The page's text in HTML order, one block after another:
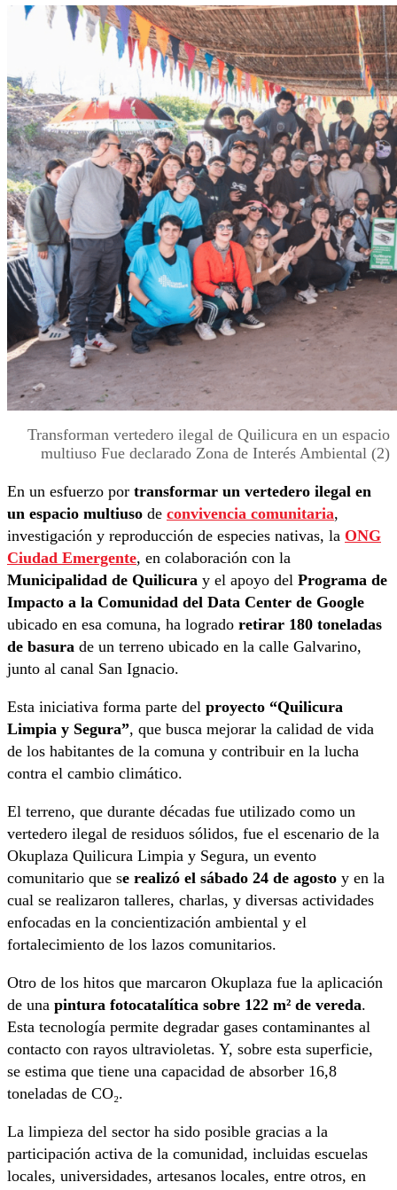
Transforman vertedero ilegal de Quilicura en un espacio
multiuso Fue declarado Zona de Interés Ambiental (2)
En un esfuerzo por transformar un vertedero ilegal en
un espacio multiuso de convivencia comunitaria,
investigación y reproducción de especies nativas, la ONG
Ciudad Emergente, en colaboración con la
Municipalidad de Quilicura y el apoyo del Programa de
Impacto a la Comunidad del Data Center de Google
ubicado en esa comuna, ha logrado retirar 180 toneladas
de basura de un terreno ubicado en la calle Galvarino,
junto al canal San Ignacio.
Esta iniciativa forma parte del proyecto “Quilicura
Limpia y Segura”, que busca mejorar la calidad de vida
de los habitantes de la comuna y contribuir en la lucha
contra el cambio climático.
El terreno, que durante décadas fue utilizado como un
vertedero ilegal de residuos sólidos, fue el escenario de la
Okuplaza Quilicura Limpia y Segura, un evento
comunitario que se realizó el sábado 24 de agosto y en la
cual se realizaron talleres, charlas, y diversas actividades
enfocadas en la concientización ambiental y el
fortalecimiento de los lazos comunitarios.
Otro de los hitos que marcaron Okuplaza fue la aplicación
de una pintura fotocatalítica sobre 122 m² de vereda.
Esta tecnología permite degradar gases contaminantes al
contacto con rayos ultravioletas. Y, sobre esta superficie,
se estima que tiene una capacidad de absorber 16,8
toneladas de CO₂.
La limpieza del sector ha sido posible gracias a la
participación activa de la comunidad, incluidas escuelas
locales, universidades, artesanos locales, entre otros, en